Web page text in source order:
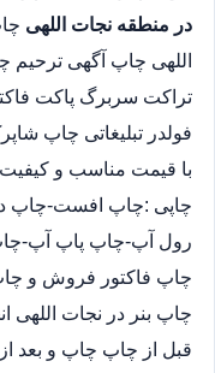
در منطقه نجات اللهی
اللهی چاپ آگهی ترحیم
تراکت سربرگ پاکت
فولدر تبلیغاتی چاپ
با قیمت مناسب و کیفیت
رول آپ-چاپ پاپ آپ-
چاپ فاکتور فروش و چاپ
چاپ بنر در نجات اللهی
قبل از چاپ چاپ و بعد